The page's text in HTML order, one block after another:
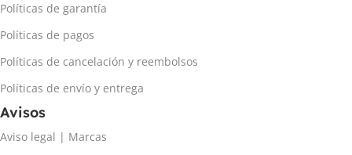
Políticas de garantía
Políticas de pagos
Políticas de cancelación y reembolsos
Políticas de envío y entrega
Avisos
Aviso legal | Marcas